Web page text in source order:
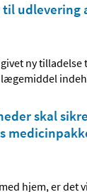
udlevering
ny
skal
hjem, er det